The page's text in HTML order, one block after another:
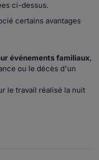
ci-dessus.
certains avantages
événements familiaux,
ou le décès d'un
le travail réalisé la nuit